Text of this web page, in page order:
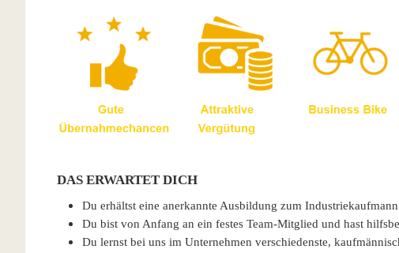
DAS ERWARTET DICH
Du erhältst eine anerkannte Ausbildung zum
Du bist von Anfang an ein festes Team-Mitglied und hast
Du lernst bei uns im Unternehmen verschiedenste,